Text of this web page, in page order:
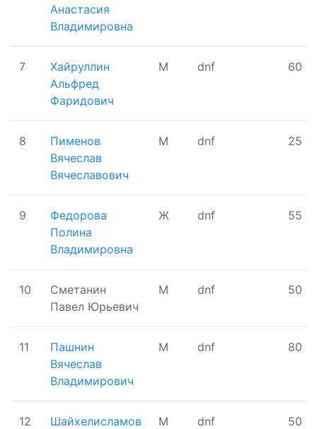
Анастасия
Владимировна
7
Хайруллин
Альфред
Фаридович
М dnf 60
8
Пименов
Вячеслав
Вячеславович
М dnf 25
9
Федорова
Полина
Владимировна
Ж dnf 55
10
Сметанин
Павел Юрьевич
М dnf 50
11
Пашнин
Вячеслав
Владимирович
М dnf 80
12
Шайхелисламов
М dnf 50